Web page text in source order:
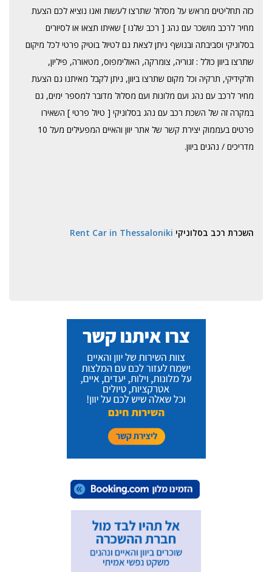
כזה תחליטים מראש על מסלול שתרצו לעשות ואנו נוציא לכם הצעת
מחיר לרכב מושכר עם נהג [ רכב שלנו ] שאיתו תצאו או לסיורים
בסלוניקי וסביבתה ובנושף ניתן לצאת גם לטיול בוטיק פרטי לכל מיקום
שתרצו ביוון כולל : זגוריה, צומרקה, האולימפוס, מטאורה, פיליון,
חלקידיקי, תרקיה וכל מקום שתרצו ביוון, ניתן לקבל מאיתנו גם הצעת
מחיר לרכב עם נהג ועם מלונות ועם מסלול מדובר למספר ימים, גם
במקרה זה של השכת רכב עם נהג בסלוניקי [ טיול פרטי ] השאירו
פרטים בעממוק יצירת קשר של אתר יוון והאיים המפעילים מעל 10
מדריכים / נהגים ביוון.
השכרת רכב בסלוניקי